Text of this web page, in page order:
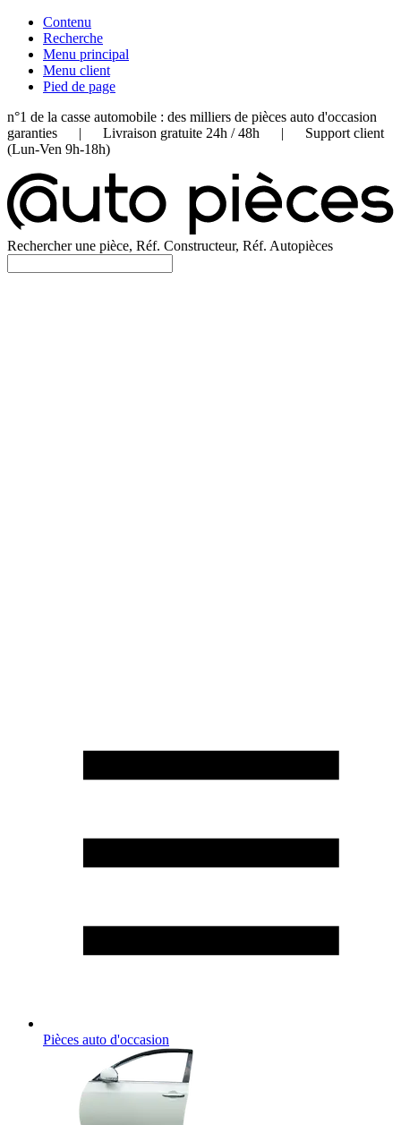
Contenu
Recherche
Menu principal
Menu client
Pied de page
n°1 de la casse automobile : des milliers de pièces auto d'occasion
garanties | Livraison gratuite 24h / 48h | Support client
(Lun-Ven 9h-18h)
Rechercher une pièce, Réf. Constructeur, Réf. Autopièces
Pièces auto d'occasion